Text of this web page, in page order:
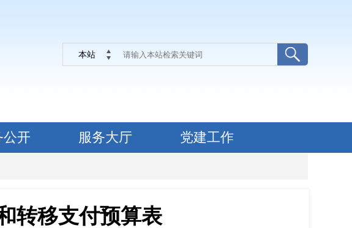
本站
公开 服务大厅
党建工作
转移支付预算表